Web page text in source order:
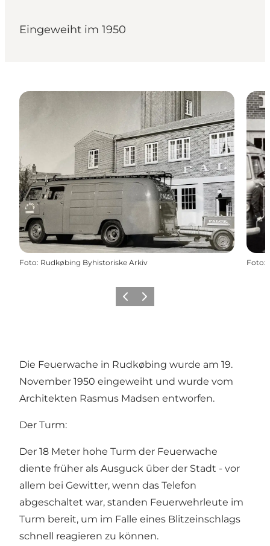
Eingeweiht im 1950
Foto: Rudkøbing Byhistoriske Arkiv Foto:
ZurückWeiter
Die Feuerwache in Rudkøbing wurde am 19.
November 1950 eingeweiht und wurde vom
Architekten Rasmus Madsen entworfen.
Der Turm:
Der 18 Meter hohe Turm der Feuerwache
diente früher als Ausguck über der Stadt - vor
allem bei Gewitter, wenn das Telefon
abgeschaltet war, standen Feuerwehrleute im
Turm bereit, um im Falle eines Blitzeinschlags
schnell reagieren zu können.